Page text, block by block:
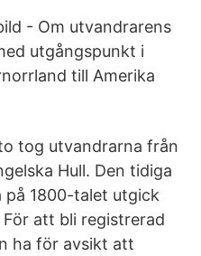
- Om utvandrarens
utgångspunkt i
till Amerika
tog utvandrarna från
Hull. Den tidiga
på 1800-talet utgick
att bli registrerad
ha för avsikt att